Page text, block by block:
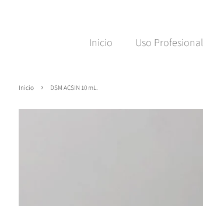
Inicio Uso Profesional
Inicio › DSM ACSIN 10 mL.